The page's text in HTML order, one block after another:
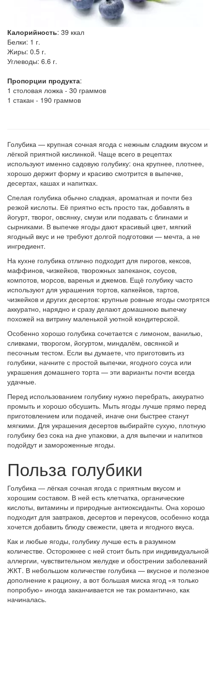
Калорийность: 39 ккал
Белки: 1 г.
Жиры: 0.5 г.
Углеводы: 6.6 г.
Пропорции продукта:
1 столовая ложка - 30 граммов
1 стакан - 190 граммов
Голубика — крупная сочная ягода с нежным сладким вкусом и
лёгкой приятной кислинкой. Чаще всего в рецептах
используют именно садовую голубику: она крупнее, плотнее,
хорошо держит форму и красиво смотрится в выпечке,
десертах, кашах и напитках.
Спелая голубика обычно сладкая, ароматная и почти без
резкой кислоты. Её приятно есть просто так, добавлять в
йогурт, творог, овсянку, смузи или подавать с блинами и
сырниками. В выпечке ягоды дают красивый цвет, мягкий
ягодный вкус и не требуют долгой подготовки — мечта, а не
ингредиент.
На кухне голубика отлично подходит для пирогов, кексов,
маффинов, чизкейков, творожных запеканок, соусов,
компотов, морсов, варенья и джемов. Ещё голубику часто
используют для украшения тортов, капкейков, тартов,
чизкейков и других десертов: крупные ровные ягоды смотрятся
аккуратно, нарядно и сразу делают домашнюю выпечку
похожей на витрину маленькой уютной кондитерской.
Особенно хорошо голубика сочетается с лимоном, ванилью,
сливками, творогом, йогуртом, миндалём, овсянкой и
песочным тестом. Если вы думаете, что приготовить из
голубики, начните с простой выпечки, ягодного соуса или
украшения домашнего торта — эти варианты почти всегда
удачные.
Перед использованием голубику нужно перебрать, аккуратно
промыть и хорошо обсушить. Мыть ягоды лучше прямо перед
приготовлением или подачей, иначе они быстрее станут
мягкими. Для украшения десертов выбирайте сухую, плотную
голубику без сока на дне упаковки, а для выпечки и напитков
подойдут и замороженные ягоды.
Польза голубики
Голубика — лёгкая сочная ягода с приятным вкусом и
хорошим составом. В ней есть клетчатка, органические
кислоты, витамины и природные антиоксиданты. Она хорошо
подходит для завтраков, десертов и перекусов, особенно когда
хочется добавить блюду свежести, цвета и ягодного вкуса.
Как и любые ягоды, голубику лучше есть в разумном
количестве. Осторожнее с ней стоит быть при индивидуальной
аллергии, чувствительном желудке и обострении заболеваний
ЖКТ. В небольшом количестве голубика — вкусное и полезное
дополнение к рациону, а вот большая миска ягод «я только
попробую» иногда заканчивается не так романтично, как
начиналась.